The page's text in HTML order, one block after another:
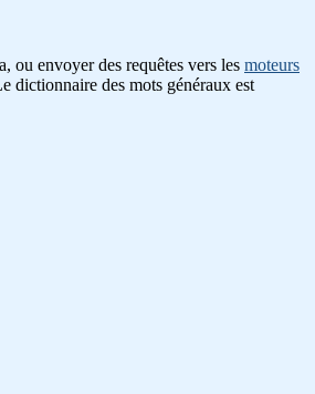
ou envoyer des requêtes vers les moteurs
dictionnaire des mots généraux est